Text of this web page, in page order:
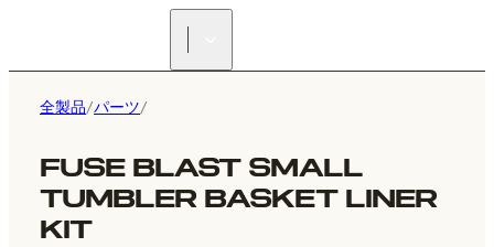
全製品/パーツ/
FUSE BLAST SMALL
TUMBLER BASKET LINER
KIT